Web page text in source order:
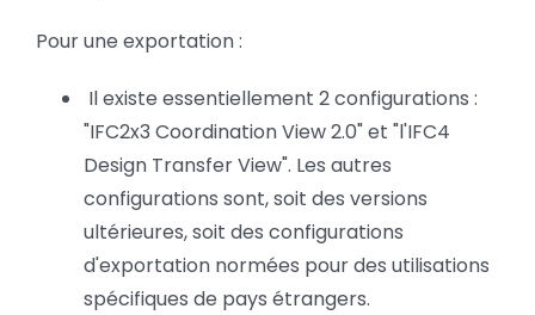
Pour une exportation :
Il existe essentiellement 2 configurations :
"IFC2x3 Coordination View 2.0" et "l'IFC4
Design Transfer View". Les autres
configurations sont, soit des versions
ultérieures, soit des configurations
d'exportation normées pour des utilisations
spécifiques de pays étrangers.